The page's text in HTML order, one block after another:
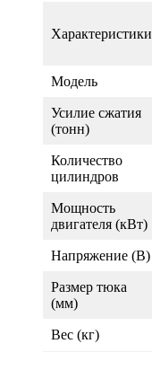
Характеристики
Модель
Усилие сжатия
(тонн)
Количество
цилиндров
Мощность
двигателя (кВт)
Напряжение (В)
Размер тюка
(мм)
Вес (кг)